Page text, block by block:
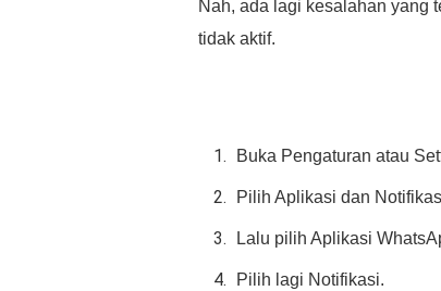
Nah, ada lagi kesalahan yang
tidak aktif.
Buka Pengaturan atau
Pilih Aplikasi dan
Lalu pilih Aplikasi
Pilih lagi Notifikasi.